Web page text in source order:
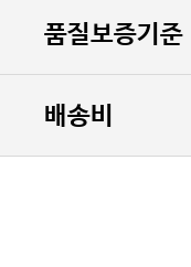
품질보증기준
배송비